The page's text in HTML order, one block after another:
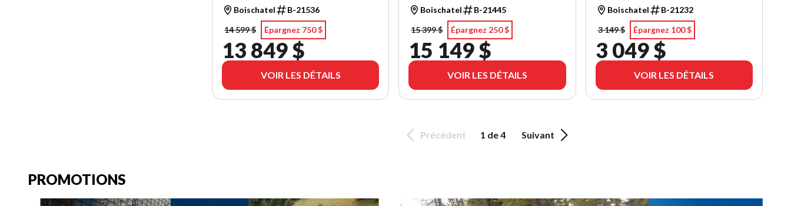
Boischatel
B-21536
14 599 $
Épargnez 750 $
13 849 $
VOIR LES DÉTAILS
Boischatel
B-21445
15 399 $
Épargnez 250 $
15 149 $
VOIR LES DÉTAILS
Boischatel
B-21232
3 149 $
Épargnez 100 $
3 049 $
VOIR LES DÉTAILS
Précédent 1 de 4 Suivant
PROMOTIONS